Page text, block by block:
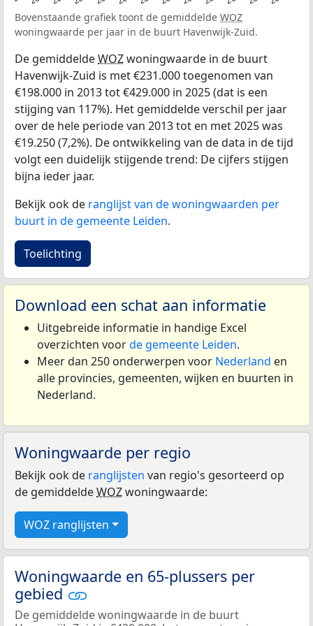
Bovenstaande grafiek toont de gemiddelde WOZ
woningwaarde per jaar in de buurt Havenwijk-Zuid.
De gemiddeldeWOZwoningwaarde in de buurt
Havenwijk-Zuid is met €231.000 toegenomen van
€198.000 in 2013 tot €429.000 in 2025 (dat is een
stijging van 117%). Het gemiddelde verschil per jaar
over de hele periode van 2013 tot en met 2025 was
€19.250 (7,2%). De ontwikkeling van de data in de tijd
volgt een duidelijk stijgende trend: De cijfers stijgen
bijna ieder jaar.
Bekijk ook de ranglijst van de woningwaarden per
buurt in de gemeente Leiden.
Toelichting
Download een schat aan informatie
Uitgebreide informatie in handige Excel
overzichten voorde gemeente Leiden.
Meer dan 250 onderwerpen voor Nederland en
alle provincies, gemeenten, wijken en buurten in
Nederland.
Woningwaarde per regio
Bekijk ook de ranglijsten van regio's gesorteerd op
de gemiddeldeWOZwoningwaarde:
WOZ ranglijsten
Woningwaarde en 65-plussers per
gebied
De gemiddelde woningwaarde in de buurt